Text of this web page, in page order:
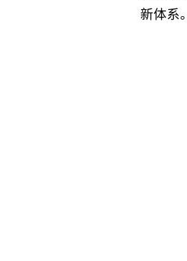
新体系。